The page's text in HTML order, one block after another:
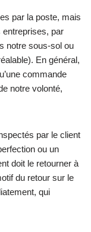
par la poste, mais
entreprises, par
notre sous-sol ou
En général,
commande
notre volonté,
par le client
ou un
doit le retourner à
du retour sur le
qui